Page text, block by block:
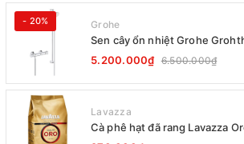
- 20% Grohe
Sen cây ổn nhiệt Grohe
5.200.000₫ 6.500.000₫
Lavazza
Cà phê hạt đã rang Lavazza